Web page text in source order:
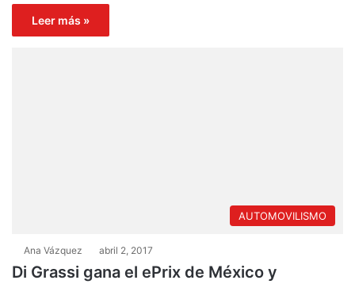
Leer más »
AUTOMOVILISMO
Ana Vázquez abril 2, 2017
Di Grassi gana el ePrix de México y